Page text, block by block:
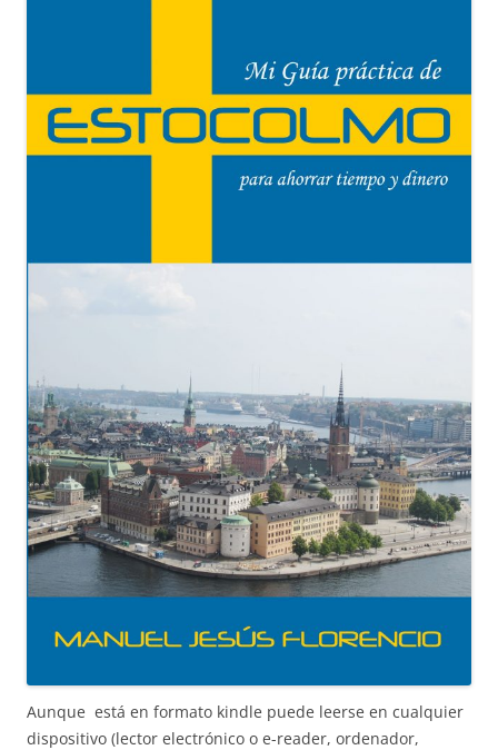
Aunque está en formato kindle puede leerse en cualquier
dispositivo (lector electrónico o e-reader, ordenador,